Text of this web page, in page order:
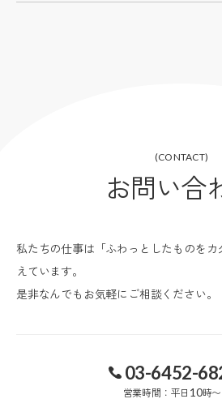
(CONTACT)
お問い合
私たちの仕事は「ふわっとしたものを
えています。
是非なんでもお気軽にご相談ください。
03-6452-
営業時間：平日 10時〜